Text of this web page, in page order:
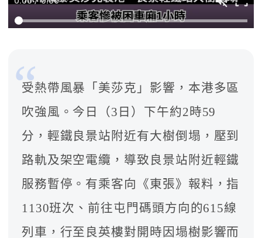
受熱帶風暴「美莎克」影響，本港多區
吹強風。今日（3日）下午約2時59
分，輕鐵良景站附近有大樹倒塌，壓到
路軌及架空電纜，導致良景站附近輕鐵
服務暫停。有乘客向《東張》報料，指
1130班次、前往屯門碼頭方向的615線
列車，行至良英樓對開時因塌樹影響而